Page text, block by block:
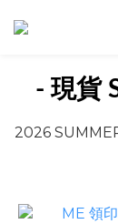
- 現貨
2026